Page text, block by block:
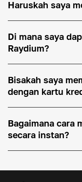
Haruskah saya
Di mana saya
Raydium?
Bisakah saya
dengan kartu
Bagaimana cara
secara instan?